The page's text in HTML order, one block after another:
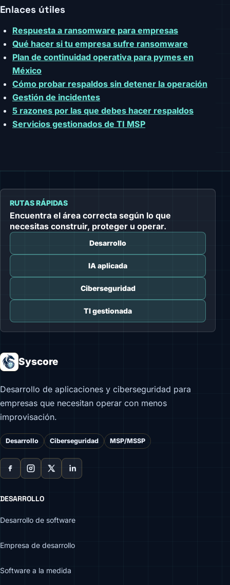
Enlaces útiles
Respuesta a ransomware para empresas
Qué hacer si tu empresa sufre ransomware
Plan de continuidad operativa para pymes en
México
Cómo probar respaldos sin detener la operación
Gestión de incidentes
5 razones por las que debes hacer respaldos
Servicios gestionados de TI MSP
RUTAS RÁPIDAS
Encuentra el área correcta según lo que
necesitas construir, proteger u operar.
Desarrollo
IA aplicada
Ciberseguridad
TI gestionada
Syscore
Desarrollo de aplicaciones y ciberseguridad para
empresas que necesitan operar con menos
improvisación.
Desarrollo Ciberseguridad MSP/MSSP
DESARROLLO
Desarrollo de software
Empresa de desarrollo
Software a la medida